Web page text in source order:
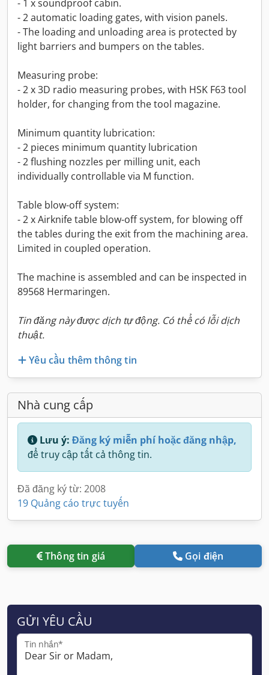
- 1 x soundproof cabin.
- 2 automatic loading gates, with vision panels.
- The loading and unloading area is protected by
light barriers and bumpers on the tables.
Measuring probe:
- 2 x 3D radio measuring probes, with HSK F63 tool
holder, for changing from the tool magazine.
Minimum quantity lubrication:
- 2 pieces minimum quantity lubrication
- 2 flushing nozzles per milling unit, each
individually controllable via M function.
Table blow-off system:
- 2 x Airknife table blow-off system, for blowing off
the tables during the exit from the machining area.
Limited in coupled operation.
The machine is assembled and can be inspected in
89568 Hermaringen.
Tin đăng này được dịch tự động. Có thể có lỗi dịch
thuật.
Yêu cầu thêm thông tin
Nhà cung cấp
Lưu ý: Đăng ký miễn phí hoặc đăng nhập,
để truy cập tất cả thông tin.
Đã đăng ký từ: 2008
19 Quảng cáo trực tuyến
Thông tin giá Gọi điện
GỬI YÊU CẦU
Tin nhắn*